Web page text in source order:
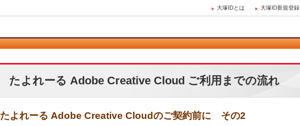
大塚IDとは 大塚ID新規登録
たよれーる Adobe Creative Cloud ご利用までの流れ
たよれーる Adobe Creative Cloudのご契約前に その2